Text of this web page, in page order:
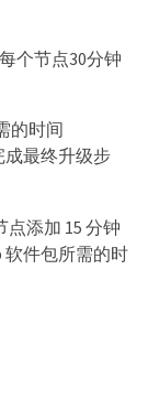
个节点30分钟
的时间
最终升级步
添加 15 分钟
软件包所需的时